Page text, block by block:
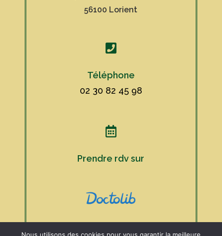
56100 Lorient

Téléphone
02 30 82 45 98

Prendre rdv sur